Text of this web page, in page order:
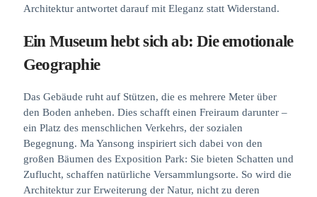
Architektur antwortet darauf mit Eleganz statt Widerstand.
Ein Museum hebt sich ab: Die emotionale
Geographie
Das Gebäude ruht auf Stützen, die es mehrere Meter über
den Boden anheben. Dies schafft einen Freiraum darunter –
ein Platz des menschlichen Verkehrs, der sozialen
Begegnung. Ma Yansong inspiriert sich dabei von den
großen Bäumen des Exposition Park: Sie bieten Schatten und
Zuflucht, schaffen natürliche Versammlungsorte. So wird die
Architektur zur Erweiterung der Natur, nicht zu deren